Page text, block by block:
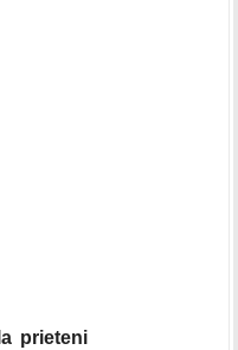
la prieteni